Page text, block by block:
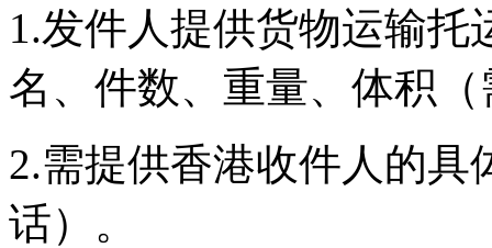
1.发件人提供货物运输
名、件数、重量、体积
2.需提供香港收件人的具
话）。